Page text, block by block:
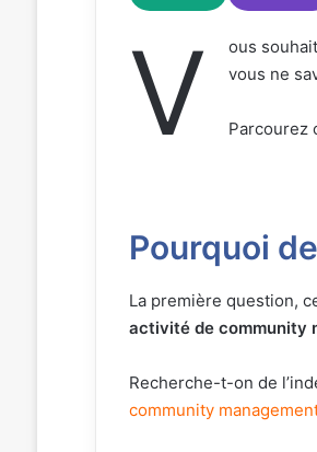
V ous
vous ne
Parcourez
Pourquoi
La première question,
activité de community
Recherche-t-on de
community